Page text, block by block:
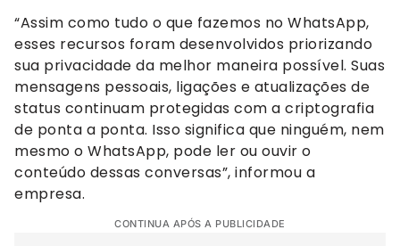
“Assim como tudo o que fazemos no WhatsApp,
esses recursos foram desenvolvidos priorizando
sua privacidade da melhor maneira possível. Suas
mensagens pessoais, ligações e atualizações de
status continuam protegidas com a criptografia
de ponta a ponta. Isso significa que ninguém, nem
mesmo o WhatsApp, pode ler ou ouvir o
conteúdo dessas conversas”, informou a
empresa.
CONTINUA APÓS A PUBLICIDADE